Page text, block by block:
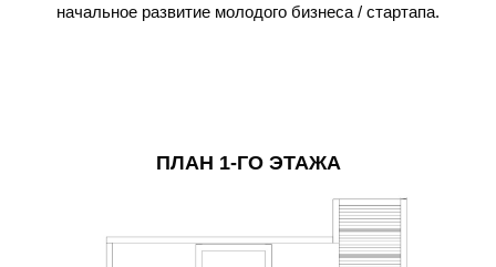
начальное развитие молодого бизнеса / стартапа.
ПЛАН 1-ГО ЭТАЖА